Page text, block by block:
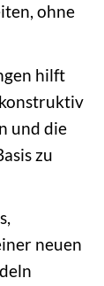
ohne
hilft
und die
zu
neuen